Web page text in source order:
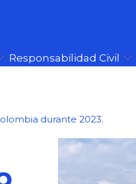
Responsabilidad Civil
durante 2023.